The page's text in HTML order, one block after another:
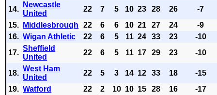
14.
Newcastle
United
22 7 5 10 23 28 26
-7
15.
Middlesbrough 22 6 6 10 21 27 24
-9
16. Wigan Athletic 22 6 5 11 24 33 23
-10
17.
Sheffield
United
22 6 5 11 17 29 23 -10
18.
West Ham
United
22 5 3 14 12 33 18
-15
19. Watford 22 2 10 10 15 28 16 -17